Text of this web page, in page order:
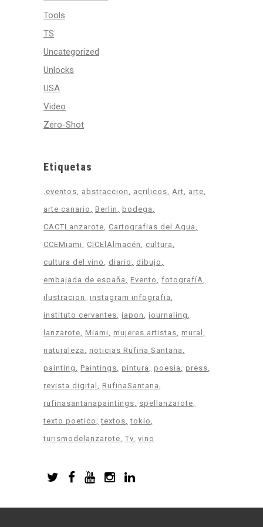
Tools
TS
Uncategorized
Unlocks
USA
Video
Zero-Shot
Etiquetas
.eventos abstraccion acrilicos Art
arte
arte canario
Berlin
bodega
CACTLanzarote
Cartografias del Agua
CCEMiami
CICElAlmacén
cultura
cultura del vino
diario
dibujo
embajada de españa
Evento
fotografíA
ilustracion
instagram infografia
instituto cervantes japon
journaling
lanzarote Miami mujeres artistas mural
naturaleza
noticias Rufina Santana
painting
Paintings pintura poesia
press
revista digital
RufinaSantana
rufinasantanapaintings
spellanzarote
texto poetico
textos tokio
turismodelanzarote Tv vino